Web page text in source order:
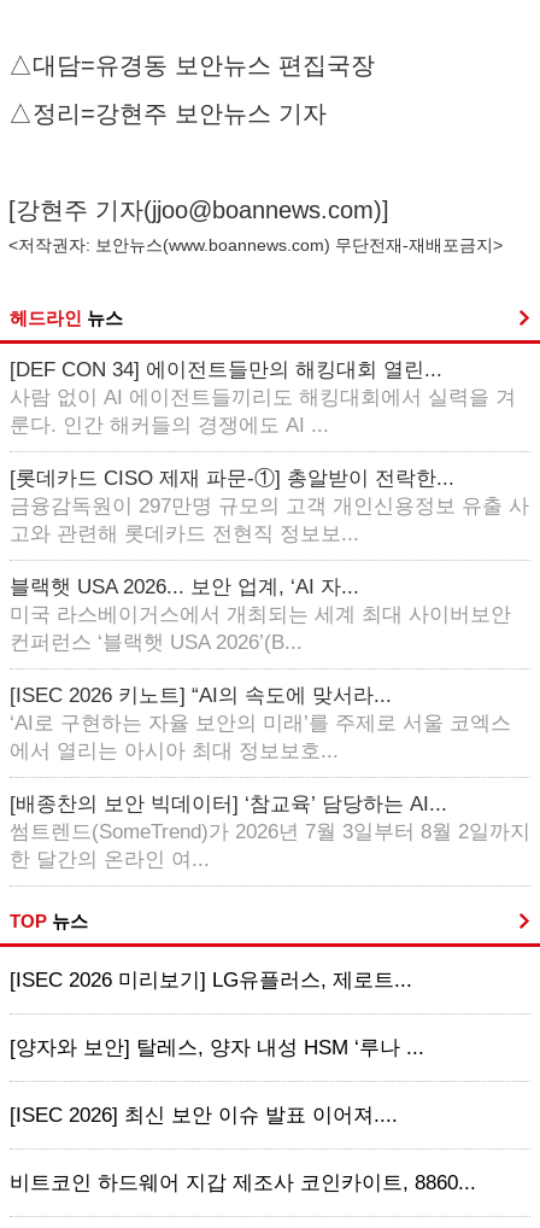
△대담=유경동 보안뉴스 편집국장
△정리=강현주 보안뉴스 기자
[강현주 기자(jjoo@boannews.com)]
<저작권자: 보안뉴스(www.boannews.com) 무단전재-재배포금지>
헤드라인 뉴스
[DEF CON 34] 에이전트들만의 해킹대회 열린...
사람 없이 AI 에이전트들끼리도 해킹대회에서 실력을 겨
룬다. 인간 해커들의 경쟁에도 AI ...
[롯데카드 CISO 제재 파문-①] 총알받이 전락한...
금융감독원이 297만명 규모의 고객 개인신용정보 유출 사
고와 관련해 롯데카드 전현직 정보보...
블랙햇 USA 2026... 보안 업계, ‘AI 자...
미국 라스베이거스에서 개최되는 세계 최대 사이버보안
컨퍼런스 ‘블랙햇 USA 2026’(B...
[ISEC 2026 키노트] “AI의 속도에 맞서라...
‘AI로 구현하는 자율 보안의 미래’를 주제로 서울 코엑스
에서 열리는 아시아 최대 정보보호...
[배종찬의 보안 빅데이터] ‘참교육’ 담당하는 AI...
썸트렌드(SomeTrend)가 2026년 7월 3일부터 8월 2일까지
한 달간의 온라인 여...
TOP 뉴스
[ISEC 2026 미리보기] LG유플러스, 제로트...
[양자와 보안] 탈레스, 양자 내성 HSM ‘루나 ...
[ISEC 2026] 최신 보안 이슈 발표 이어져....
비트코인 하드웨어 지갑 제조사 코인카이트, 8860...